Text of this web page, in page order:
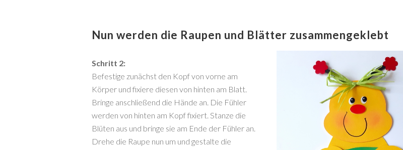
Nun werden die Raupen und Blätter zusammengeklebt
Schritt 2:
Befestige zunächst den Kopf von vorne am
Körper und fixiere diesen von hinten am Blatt.
Bringe anschließend die Hände an. Die Fühler
werden von hinten am Kopf fixiert. Stanze die
Blüten aus und bringe sie am Ende der Fühler an.
Drehe die Raupe nun um und gestalte die